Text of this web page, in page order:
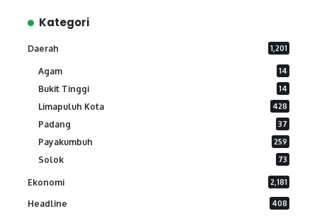
Kategori
Daerah 1,201
Agam 14
Bukit Tinggi 14
Limapuluh Kota 428
Padang 37
Payakumbuh 259
Solok 73
Ekonomi 2,181
Headline 408